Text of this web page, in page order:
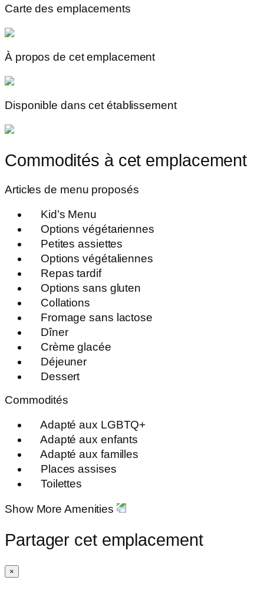
Carte des emplacements
À propos de cet emplacement
Disponible dans cet établissement
Commodités à cet emplacement
Articles de menu proposés
Kid’s Menu
Options végétariennes
Petites assiettes
Options végétaliennes
Repas tardif
Options sans gluten
Collations
Fromage sans lactose
Dîner
Crème glacée
Déjeuner
Dessert
Commodités
Adapté aux LGBTQ+
Adapté aux enfants
Adapté aux familles
Places assises
Toilettes
Show More Amenities
Partager cet emplacement
×